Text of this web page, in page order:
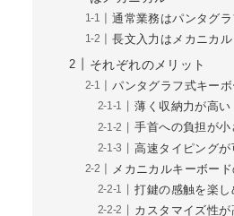
通常業務はパンタグラ
長文入力はメカニカル
それぞれのメリット
パンタグラフ式キー
薄く収納力が高い
手首への負担が小
高速タイピングが
メカニカルキーボー
打鍵の感触を楽し
カスタマイズ性が